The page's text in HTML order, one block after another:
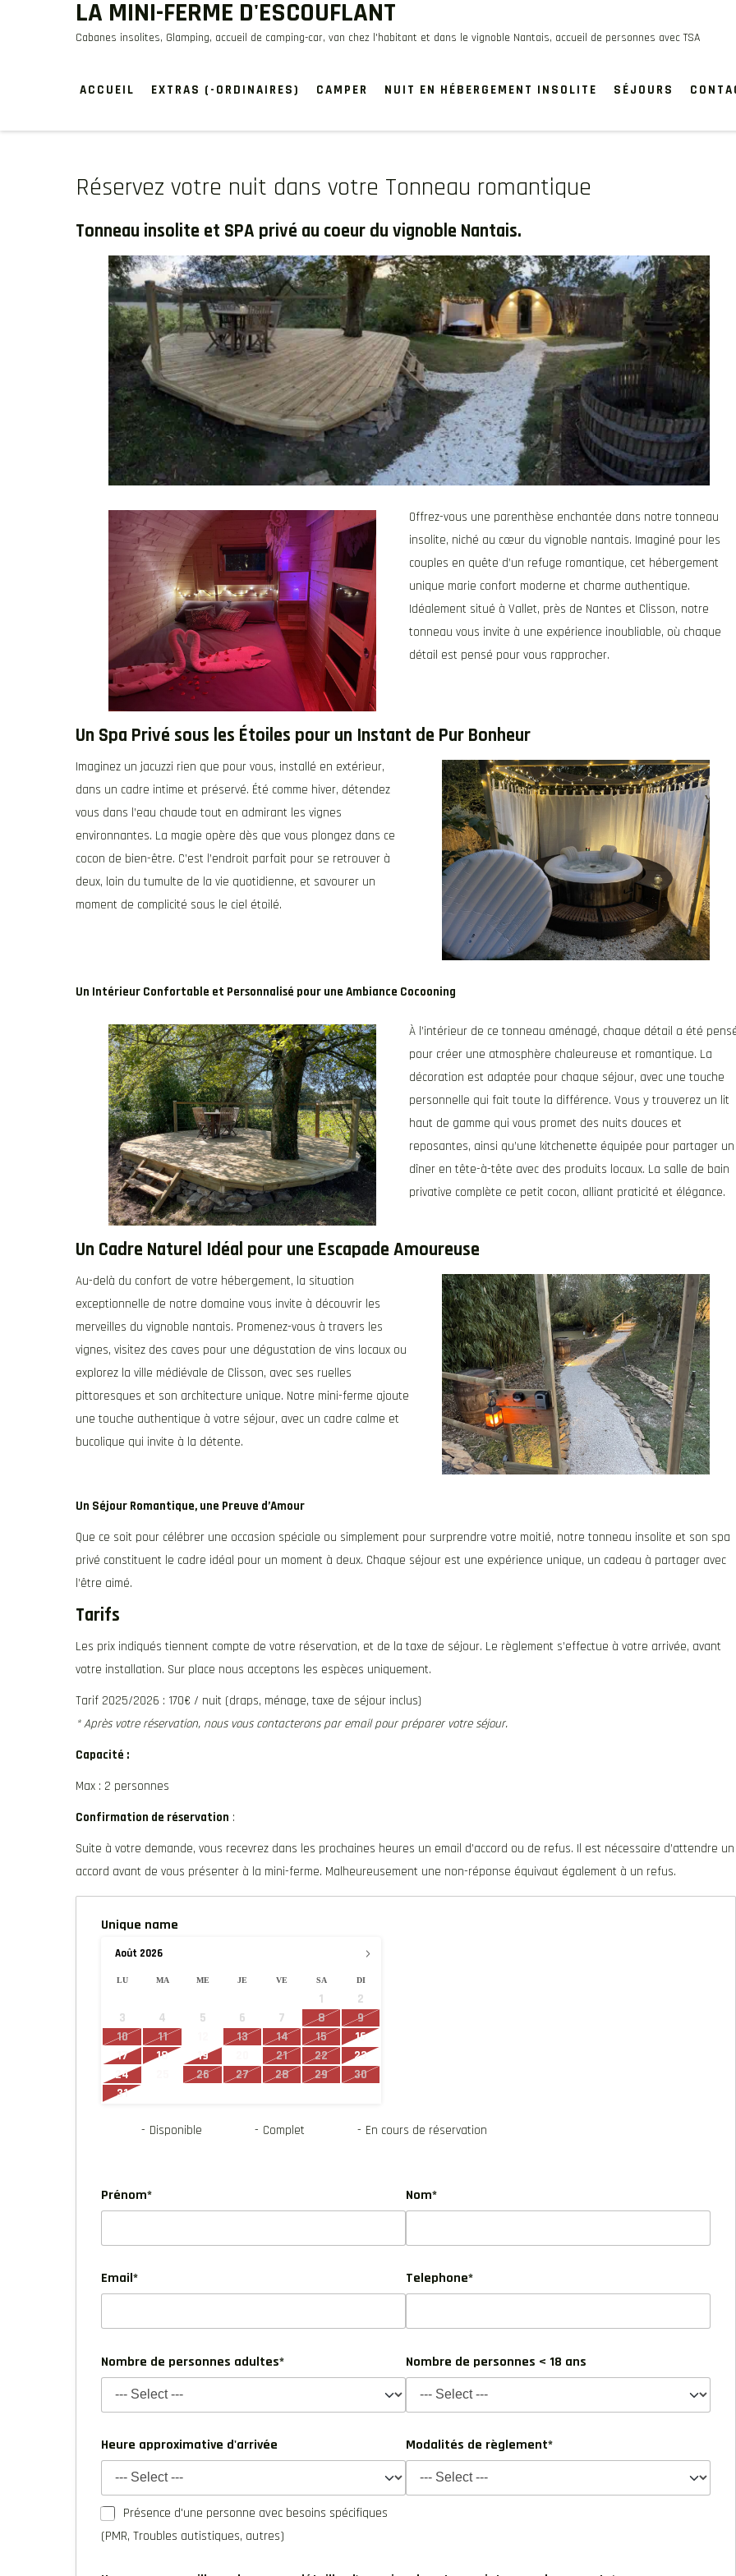
LA MINI-FERME D'ESCOUFLANT
Cabanes insolites, Glamping, accueil de camping-car, van chez l'habitant et dans le vignoble Nantais, accueil de personnes avec TSA
ACCUEIL EXTRAS (-ORDINAIRES) CAMPER NUIT EN HÉBERGEMENT INSOLITE SÉJOURS
Réservez votre nuit dans votre Tonneau romantique
Tonneau insolite et SPA privé au coeur du vignoble Nantais.
Offrez-vous une parenthèse enchantée dans notre tonneau
insolite, niché au cœur du vignoble nantais. Imaginé pour les
couples en quête d’un refuge romantique, cet hébergement
unique marie confort moderne et charme authentique.
Idéalement situé à Vallet, près de Nantes et Clisson, notre
tonneau vous invite à une expérience inoubliable, où chaque
détail est pensé pour vous rapprocher.
Un Spa Privé sous les Étoiles pour un Instant de Pur Bonheur
Imaginez un jacuzzi rien que pour vous, installé en extérieur,
dans un cadre intime et préservé. Été comme hiver, détendez
vous dans l’eau chaude tout en admirant les vignes
environnantes. La magie opère dès que vous plongez dans ce
cocon de bien-être. C’est l’endroit parfait pour se retrouver à
deux, loin du tumulte de la vie quotidienne, et savourer un
moment de complicité sous le ciel étoilé.
Un Intérieur Confortable et Personnalisé pour une Ambiance Cocooning
À l’intérieur de ce tonneau aménagé, chaque détail a été
pour créer une atmosphère chaleureuse et romantique. La
décoration est adaptée pour chaque séjour, avec une touche
personnelle qui fait toute la différence. Vous y trouverez un lit
haut de gamme qui vous promet des nuits douces et
reposantes, ainsi qu’une kitchenette équipée pour partager un
dîner en tête-à-tête avec des produits locaux. La salle de bain
privative complète ce petit cocon, alliant praticité et élégance.
Un Cadre Naturel Idéal pour une Escapade Amoureuse
Au-delà du confort de votre hébergement, la situation
exceptionnelle de notre domaine vous invite à découvrir les
merveilles du vignoble nantais. Promenez-vous à travers les
vignes, visitez des caves pour une dégustation de vins locaux ou
explorez la ville médiévale de Clisson, avec ses ruelles
pittoresques et son architecture unique. Notre mini-ferme ajoute
une touche authentique à votre séjour, avec un cadre calme et
bucolique qui invite à la détente.
Un Séjour Romantique, une Preuve d’Amour
Que ce soit pour célébrer une occasion spéciale ou simplement pour surprendre votre moitié, notre tonneau insolite et son spa
privé constituent le cadre idéal pour un moment à deux. Chaque séjour est une expérience unique, un cadeau à partager avec
l’être aimé.
Tarifs
Les prix indiqués tiennent compte de votre réservation, et de la taxe de séjour. Le règlement s’effectue à votre arrivée, avant
votre installation. Sur place nous acceptons les espèces uniquement.
Tarif 2025/2026 : 170€ / nuit (draps, ménage, taxe de séjour inclus)
* Après votre réservation, nous vous contacterons par email pour préparer votre séjour.
Capacité :
Max : 2 personnes
Confirmation de réservation :
Suite à votre demande, vous recevrez dans les prochaines heures un email d’accord ou de refus. Il est nécessaire d’attendre un
accord avant de vous présenter à la mini-ferme. Malheureusement une non-réponse équivaut également à un refus.
Unique name
›
Août 2026
LU MA ME JE VE SA DI
1
2
3
4 5 6 7 8
9
10
11 13 14 15
16
17
18 19 21 22
23
24
26 27 28 29
30
31
- Disponible - Complet - En cours de réservation
Prénom* Nom*
Email* Telephone*
Nombre de personnes adultes* Nombre de personnes < 18 ans
Heure approximative d'arrivée
Présence d'une personne avec besoins spécifiques
(PMR, Troubles autistiques, autres)
Modalités de règlement*